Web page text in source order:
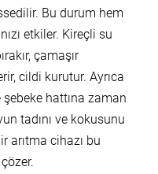
Bu durum hem
etkiler. Kireçli su
çamaşır
cildi kurutur. Ayrıca
hattına zaman
tadını ve kokusunu
arıtma cihazı bu